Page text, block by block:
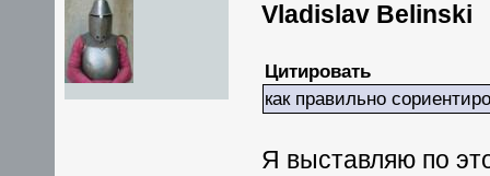
Vladislav Belinski
Цитировать
как правильно
Я выставляю по